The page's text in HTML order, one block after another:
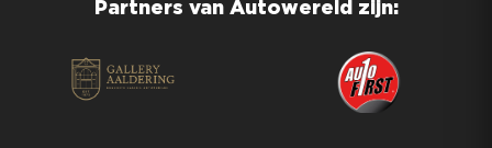
Partners van Autowereld zijn: